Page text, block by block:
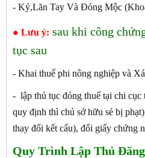
- Ký,Lăn Tay Và Đóng Mộc
● Lưu ý: sau khi công
tục sau
- Khai thuế phi nông nghiệp và
- lập thủ tục đóng thuế tại chi cục
quy định thì chủ sở hữu sẻ bị
thay đổi kết cấu), đổi giấy chứng
Quy Trình Lập Thủ